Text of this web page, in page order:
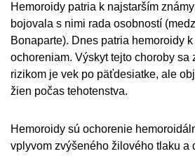
Hemoroidy patria k najstarším
bojovala s nimi rada osobností
Bonaparte). Dnes patria hemoroidy
ochoreniam. Výskyt tejto choroby sa
rizikom je vek po päťdesiatke, ale
žien počas tehotenstva.
Hemoroidy sú ochorenie
vplyvom zvýšeného žilového tlaku a